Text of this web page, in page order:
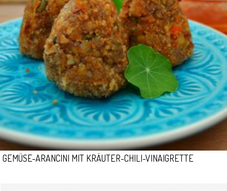
GEMÜSE-ARANCINI MIT KRÄUTER-CHILI-VINAIGRETTE